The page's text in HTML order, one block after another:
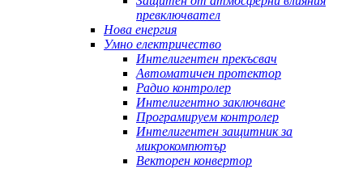
превключвател
Нова енергия
Умно електричество
Интелигентен прекъсвач
Автоматичен протектор
Радио контролер
Интелигентно заключване
Програмируем контролер
Интелигентен защитник за
микрокомпютър
Векторен конвертор